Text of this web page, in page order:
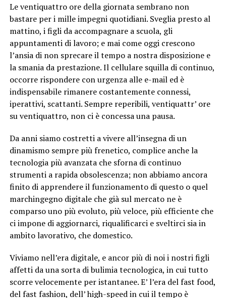
Le ventiquattro ore della giornata sembrano non
bastare per i mille impegni quotidiani. Sveglia presto al
mattino, i figli da accompagnare a scuola, gli
appuntamenti di lavoro; e mai come oggi crescono
l’ansia di non sprecare il tempo a nostra disposizione e
la smania da prestazione. Il cellulare squilla di continuo,
occorre rispondere con urgenza alle e-mail ed è
indispensabile rimanere costantemente connessi,
iperattivi, scattanti. Sempre reperibili, ventiquattr’ ore
su ventiquattro, non ci è concessa una pausa.
Da anni siamo costretti a vivere all’insegna di un
dinamismo sempre più frenetico, complice anche la
tecnologia più avanzata che sforna di continuo
strumenti a rapida obsolescenza; non abbiamo ancora
finito di apprendere il funzionamento di questo o quel
marchingegno digitale che già sul mercato ne è
comparso uno più evoluto, più veloce, più efficiente che
ci impone di aggiornarci, riqualificarci e sveltirci sia in
ambito lavorativo, che domestico.
Viviamo nell’era digitale, e ancor più di noi i nostri figli
affetti da una sorta di bulimia tecnologica, in cui tutto
scorre velocemente per istantanee. E’ l’era del fast food,
del fast fashion, dell’ high-speed in cui il tempo è